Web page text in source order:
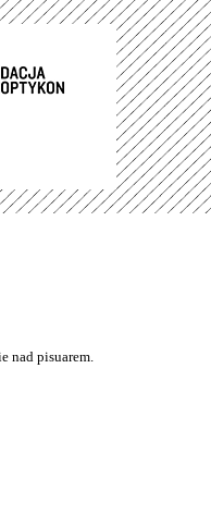
nad pisuarem.